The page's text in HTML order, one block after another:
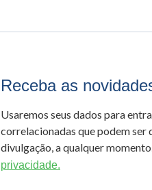
Receba as
Usaremos seus dados para
correlacionadas que podem ser
divulgação, a qualquer
privacidade.